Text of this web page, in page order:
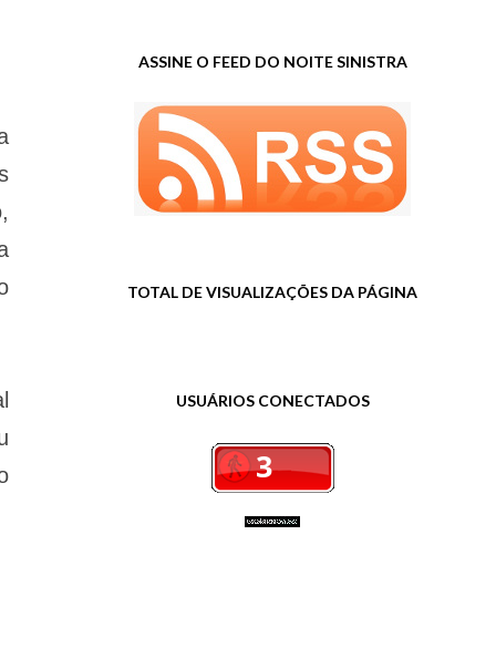
ASSINE O FEED DO NOITE SINISTRA
TOTAL DE VISUALIZAÇÕES DA PÁGINA
USUÁRIOS CONECTADOS